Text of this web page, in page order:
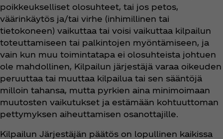
poikkeukselliset olosuhteet, tai jos petos,
väärinkäytös ja/tai virhe (inhimillinen tai
tietokoneen) vaikuttaa tai voisi vaikuttaa kilpailun
toteuttamiseen tai palkintojen myöntämiseen, ja
vain kun muu toimintatapa ei olosuhteista johtuen
ole mahdollinen, Kilpailun järjestäjä varaa oikeuden
peruuttaa tai muuttaa kilpailua tai sen sääntöjä
milloin tahansa, mutta pyrkien aina minimoimaan
muutosten vaikutukset ja estämään kohtuuttoman
pettymyksen aiheuttamisen osanottajille.
Kilpailun Järjestäjän päätös on lopullinen kaikissa